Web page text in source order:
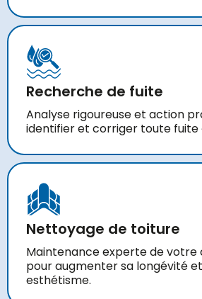
Recherche de fuite
Analyse rigoureuse et action
identifier et corriger toute fuite
Nettoyage de toiture
Maintenance experte de votre
pour augmenter sa longévité
esthétisme.